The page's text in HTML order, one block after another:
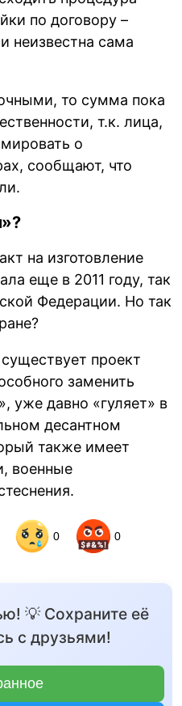
по договору –
неизвестна сама
то сумма пока
т.к. лица,
о
сообщают, что
на изготовление
еще в 2011 году, так
Федерации. Но так
проект
заменить
уже давно «гуляет» в
десантном
также имеет
военные
0 0
💡 Сохраните её
с друзьями!